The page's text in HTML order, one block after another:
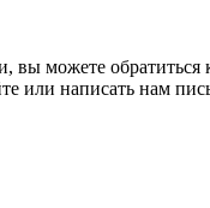
можете обратиться
или написать нам